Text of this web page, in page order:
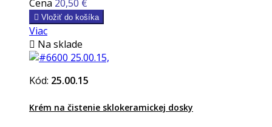
Cena 20,50 €
 Vložiť do košíka
Viac
 Na sklade
Kód: 25.00.15
Krém na čistenie sklokeramickej dosky